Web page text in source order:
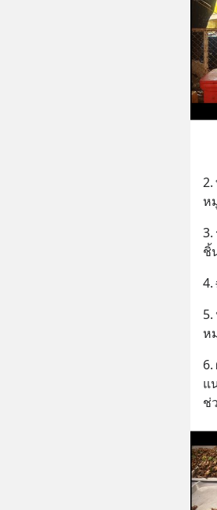
2.	ทางเดินจากถนนใหญ่ เข้าไปในบริเวณสนามหญ้าและลานกีฬาของ
ห
3.	ร้าน #ปลาไข่ทอด และสารพัดของชุบแป้งทอดคลุกเกล็ดขนมปัง
ชิ้
5.	หน้าตาร้าน #นกกระทาหันรังสิต นกกระทาหันเสียบท่อเหล็กยาว
ห
6.	ผังจัดเต้นท์แบบใหม่ (สมัยก่อนไม่เป็นแบบนี้) ร้านค้าจะอยู่ 2 ฝั่งของ
แ
ช่